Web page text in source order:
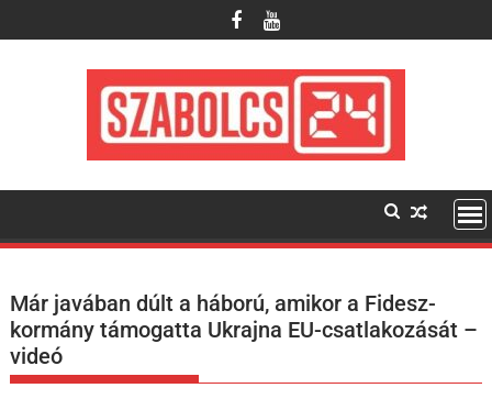
to
Már javában dúlt a háború, amikor a Fidesz-
kormány támogatta Ukrajna EU-csatlakozását –
videó